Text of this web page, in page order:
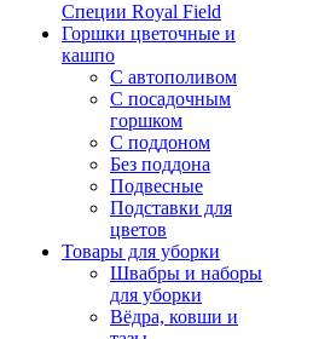
Специи Royal Field
Горшки цветочные и
кашпо
С автополивом
С посадочным
горшком
С поддоном
Без поддона
Подвесные
Подставки для
цветов
Товары для уборки
Швабры и наборы
для уборки
Вёдра, ковши и